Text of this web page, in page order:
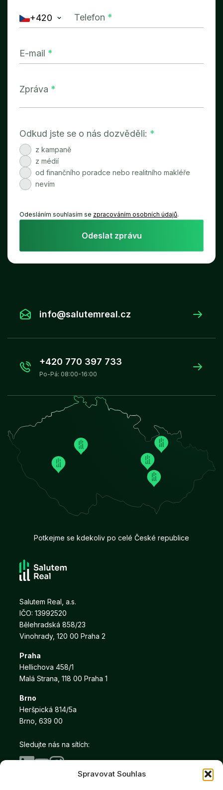
Spravovat Souhlas
Telefon *
+420
E-mail *
Zpráva *
Odkud jste se o nás dozvěděli: *
z kampaně
z médií
od finančního poradce nebo realitního makléře
nevím
Odesláním souhlasím se zpracováním osobních údajů.
Odeslat zprávu
info@salutemreal.cz
+420 770 397 733
Po-Pá: 08:00-16:00
Potkejme se kdekoliv po celé České republice
Salutem Real, a.s.
IČO: 13992520
Bělehradská 858/23
Vinohrady, 120 00 Praha 2
Praha
Hellichova 458/1
Malá Strana, 118 00 Praha 1
Brno
Heršpická 814/5a
Brno, 639 00
Sledujte nás na sítích: